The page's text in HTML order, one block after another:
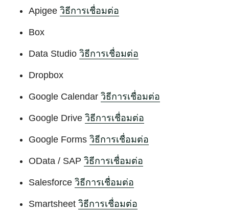
Apigee วิธีการเชื่อมต่อ
Box
Data Studio วิธีการเชื่อมต่อ
Dropbox
Google Calendar วิธีการเชื่อมต่อ
Google Drive วิธีการเชื่อมต่อ
Google Forms วิธีการเชื่อมต่อ
OData / SAP วิธีการเชื่อมต่อ
Salesforce วิธีการเชื่อมต่อ
Smartsheet วิธีการเชื่อมต่อ